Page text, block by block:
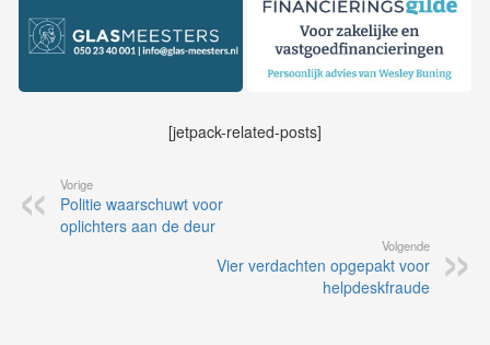
[jetpack-related-posts]
Vorige
Politie waarschuwt voor
oplichters aan de deur
Volgende
Vier verdachten opgepakt voor
helpdeskfraude